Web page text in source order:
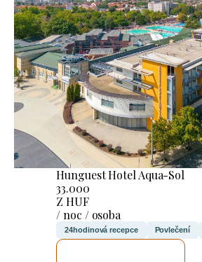
Hunguest Hotel Aqua-Sol
33.000
Z HUF
/ noc / osoba
24hodinová recepce Povlečení